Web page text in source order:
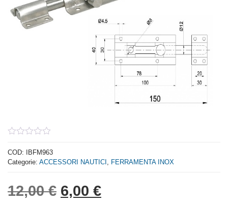
out
of
5
COD:
IBFM963
Categorie: ACCESSORI NAUTICI FERRAMENTA INOX
12,00€ Il prezzo originale era:
6,00 €Il prezzo attuale